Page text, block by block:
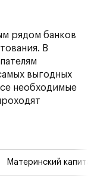
рядом банков
В
выгодных
необходимые
Материнский